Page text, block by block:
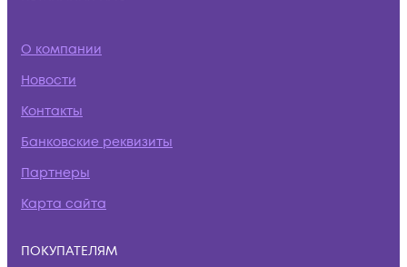
О компании
Новости
Контакты
Банковские реквизиты
Партнеры
Карта сайта
ПОКУПАТЕЛЯМ